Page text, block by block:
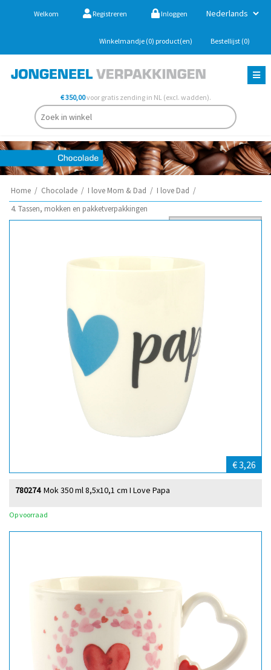
Welkom Registreren Inloggen
Winkelmandje (0) product(en) Bestellijst (0)
€ 350,00voor gratis zending in NL (excl. wadden).
Home / Chocolade / I love Mom & Dad / I love Dad /
4. Tassen, mokken en pakketverpakkingen
€ 3,26
Mok 350 ml 8,5x10,1 cm I Love Papa
780274
Op voorraad